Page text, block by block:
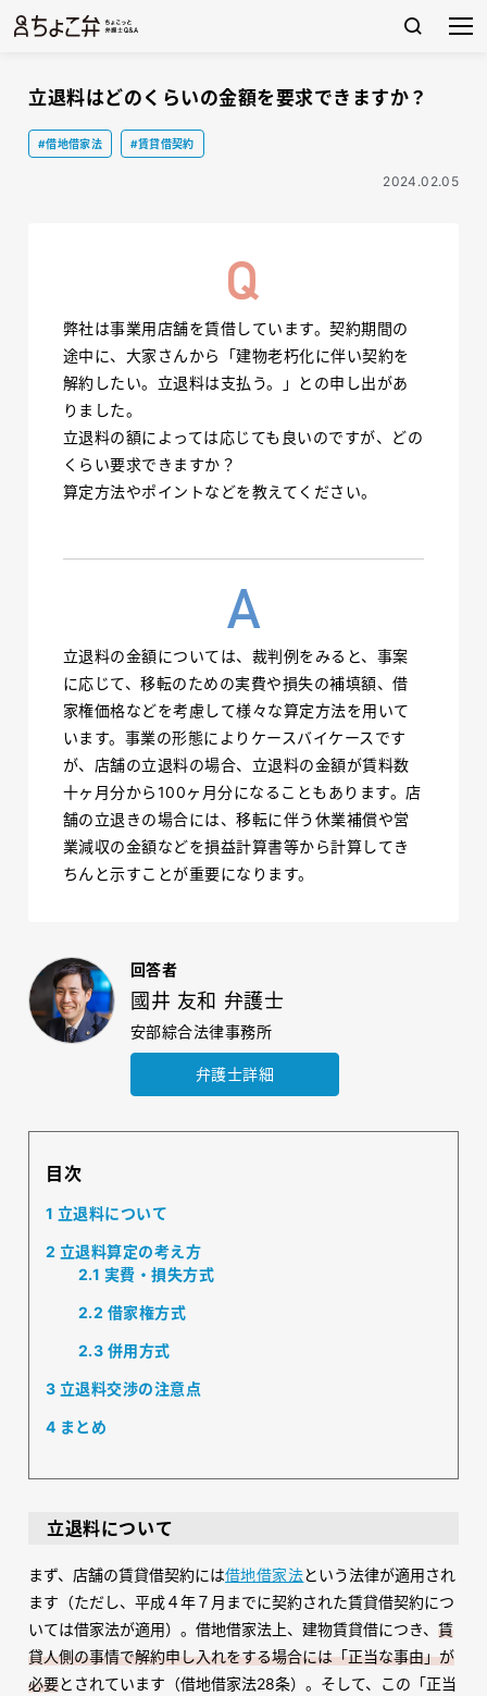
立退料はどのくらいの金額を要求できますか？
#借地借家法 #賃貸借契約
2024.02.05
弊社は事業用店舗を賃借しています。契約期間の
途中に、大家さんから「建物老朽化に伴い契約を
解約したい。立退料は支払う。」との申し出があ
りました。
立退料の額によっては応じても良いのですが、どの
くらい要求できますか？
算定方法やポイントなどを教えてください。
立退料の金額については、裁判例をみると、事案
に応じて、移転のための実費や損失の補填額、借
家権価格などを考慮して様々な算定方法を用いて
います。事業の形態によりケースバイケースです
が、店舗の立退料の場合、立退料の金額が賃料数
十ヶ月分から100ヶ月分になることもあります。店
舗の立退きの場合には、移転に伴う休業補償や営
業減収の金額などを損益計算書等から計算してき
ちんと示すことが重要になります。
回答者
國井 友和 弁護士
安部綜合法律事務所
弁護士詳細
目次
1 立退料について
2 立退料算定の考え方
2.1 実費・損失方式
2.2 借家権方式
2.3 併用方式
3 立退料交渉の注意点
4 まとめ
立退料について
まず、店舗の賃貸借契約には借地借家法という法律が適用され
ます（ただし、平成４年７月までに契約された賃貸借契約につ
いては借家法が適用）。借地借家法上、建物賃貸借につき、 賃
貸人側の事情で解約申し入れをする場合には「正当な事由」が
必要とされています（借地借家法28条）。そして、この「正当